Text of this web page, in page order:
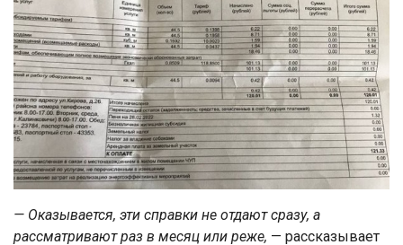
— Оказывается, эти справки не отдают сразу, а
рассматривают раз в месяц или реже, — рассказывает